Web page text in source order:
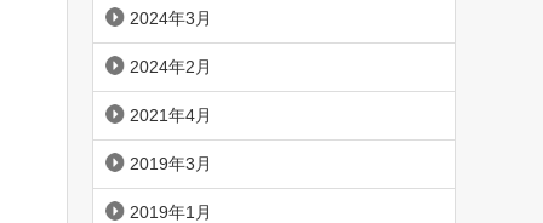
2024年3月
2024年2月
2021年4月
2019年3月
2019年1月